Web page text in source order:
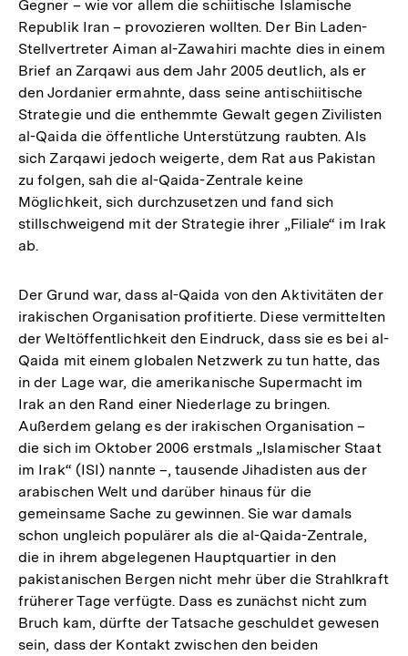
Gegner – wie vor allem die schiitische Islamische
Republik Iran – provozieren wollten. Der Bin Laden-
Stellvertreter Aiman al-Zawahiri machte dies in einem
Brief an Zarqawi aus dem Jahr 2005 deutlich, als er
den Jordanier ermahnte, dass seine antischiitische
Strategie und die enthemmte Gewalt gegen Zivilisten
al-Qaida die öffentliche Unterstützung raubten. Als
sich Zarqawi jedoch weigerte, dem Rat aus Pakistan
zu folgen, sah die al-Qaida-Zentrale keine
Möglichkeit, sich durchzusetzen und fand sich
stillschweigend mit der Strategie ihrer „Filiale“ im Irak
ab.
Der Grund war, dass al-Qaida von den Aktivitäten der
irakischen Organisation profitierte. Diese vermittelten
der Weltöffentlichkeit den Eindruck, dass sie es bei al-
Qaida mit einem globalen Netzwerk zu tun hatte, das
in der Lage war, die amerikanische Supermacht im
Irak an den Rand einer Niederlage zu bringen.
Außerdem gelang es der irakischen Organisation –
die sich im Oktober 2006 erstmals „Islamischer Staat
im Irak“ (ISI) nannte –, tausende Jihadisten aus der
arabischen Welt und darüber hinaus für die
gemeinsame Sache zu gewinnen. Sie war damals
schon ungleich populärer als die al-Qaida-Zentrale,
die in ihrem abgelegenen Hauptquartier in den
pakistanischen Bergen nicht mehr über die Strahlkraft
früherer Tage verfügte. Dass es zunächst nicht zum
Bruch kam, dürfte der Tatsache geschuldet gewesen
sein, dass der Kontakt zwischen den beiden